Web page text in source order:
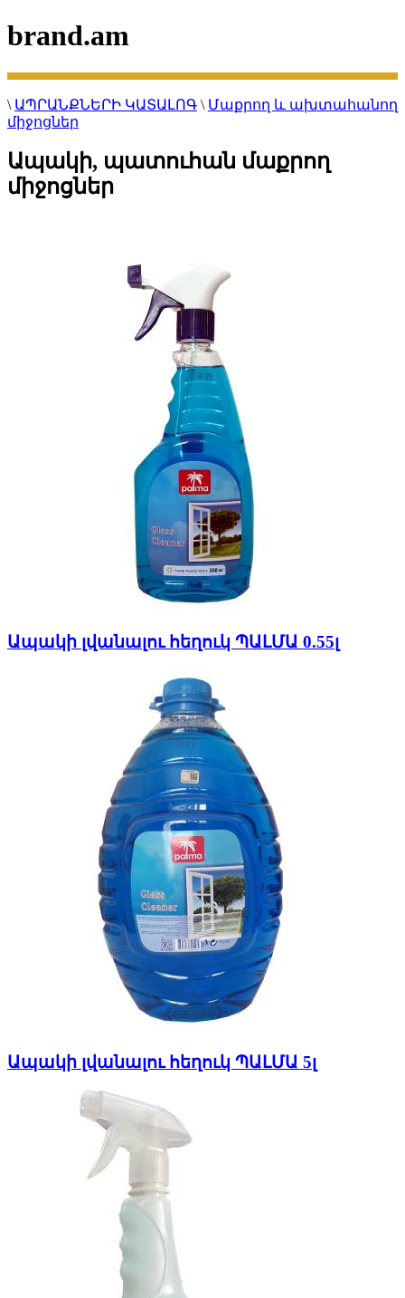
brand.am
\ ԱՊՐԱՆՔՆԵՐԻ ԿԱՏԱԼՈԳ \ Մաքրող և ախտահանող
միջոցներ
Ապակի, պատուհան մաքրող
միջոցներ
Ապակի լվանալու հեղուկ ՊԱԼՄԱ 0.55լ
Ապակի լվանալու հեղուկ ՊԱԼՄԱ 5լ